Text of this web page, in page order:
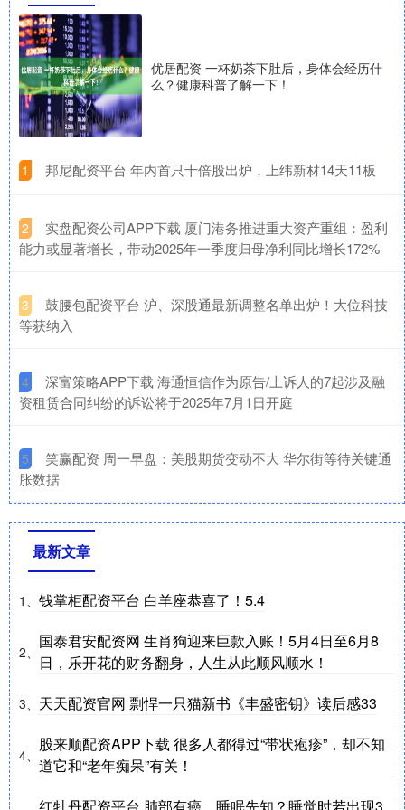
优居配资 一杯奶茶下肚后，身体会经历什
么？健康科普了解一下！
1 ​邦尼配资平台 年内首只十倍股出炉，上纬新材14天11板
2
​实盘配资公司APP下载 厦门港务推进重大资产重组：盈利
能力或显著增长，带动2025年一季度归母净利同比增长172%
3
​鼓腰包配资平台 沪、深股通最新调整名单出炉！大位科技
等获纳入
4
​深富策略APP下载 海通恒信作为原告/上诉人的7起涉及融
资租赁合同纠纷的诉讼将于2025年7月1日开庭
5
​笑赢配资 周一早盘：美股期货变动不大 华尔街等待关键通
胀数据
最新文章
1、 钱掌柜配资平台 白羊座恭喜了！5.4
2、
国泰君安配资网 生肖狗迎来巨款入账！5月4日至6月8
日，乐开花的财务翻身，人生从此顺风顺水！
3、 天天配资官网 剽悍一只猫新书《丰盛密钥》读后感33
4、
股来顺配资APP下载 很多人都得过“带状疱疹”，却不知
道它和“老年痴呆”有关！